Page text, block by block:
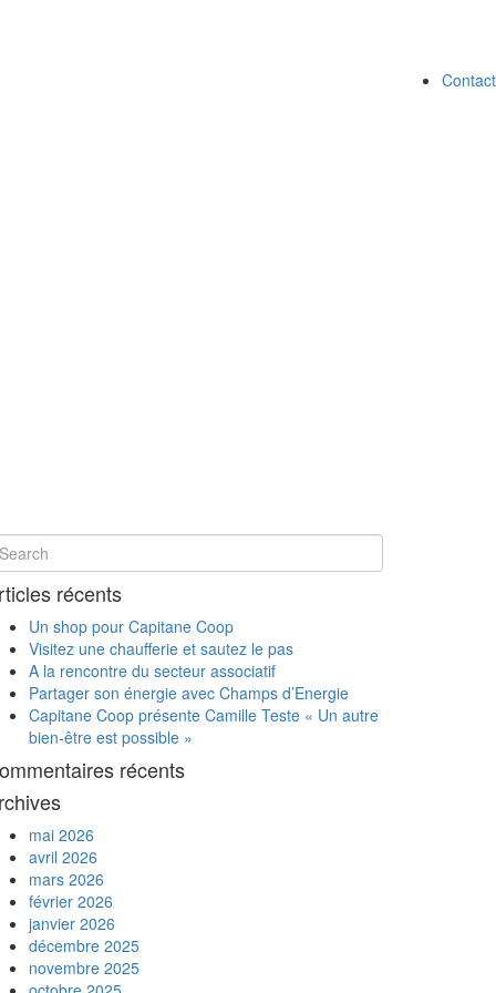
Contact
récents
Un shop pour Capitane Coop
Visitez une chaufferie et sautez le pas
A la rencontre du secteur associatif
Partager son énergie avec Champs d’Energie
Capitane Coop présente Camille Teste « Un autre
bien-être est possible »
récents
mai 2026
avril 2026
mars 2026
février 2026
janvier 2026
décembre 2025
novembre 2025